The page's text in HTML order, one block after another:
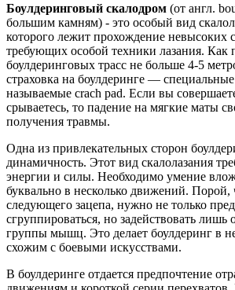
Боулдеринговый скалодром (от англ.
большим камням) - это особый вид
которого лежит прохождение невысоких
требующих особой техники лазания. Как
боулдеринговых трасс не больше 4-5
страховка на боулдеринге —
называемые crach pad. Если вы
срываетесь, то падение на мягкие маты
получения травмы.
Одна из привлекательных сторон
динамичность. Этот вид скалолазания
энергии и силы. Необходимо умение
буквально в несколько движений. Порой,
следующего зацепа, нужно не только
сгруппироваться, но задействовать лишь
группы мышц. Это делает боулдеринг в
схожим с боевыми искусствами.
В боулдеринге отдается предпочтение